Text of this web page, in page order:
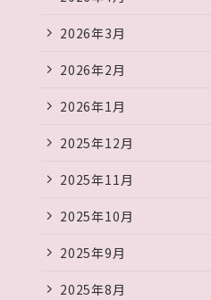
2026年3月
2026年2月
2026年1月
2025年12月
2025年11月
2025年10月
2025年9月
2025年8月